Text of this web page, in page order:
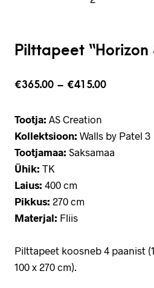
Pilttapeet “Horizon
€365.00 – €415.00
Tootja: AS Creation
Kollektsioon: Walls by Patel 3
Tootjamaa: Saksamaa
Ühik: TK
Laius: 400 cm
Pikkus: 270 cm
Materjal: Fliis
Pilttapeet koosneb 4 paanist
100 x 270 cm).